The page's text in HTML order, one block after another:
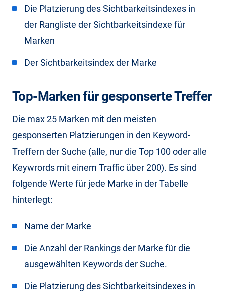
Die Platzierung des Sichtbarkeitsindexes in
der Rangliste der Sichtbarkeitsindexe für
Marken
Der Sichtbarkeitsindex der Marke
Top-Marken für gesponserte Treffer
Die max 25 Marken mit den meisten
gesponserten Platzierungen in den Keyword-
Treffern der Suche (alle, nur die Top 100 oder alle
Keywrords mit einem Traffic über 200). Es sind
folgende Werte für jede Marke in der Tabelle
hinterlegt:
Name der Marke
Die Anzahl der Rankings der Marke für die
ausgewählten Keywords der Suche.
Die Platzierung des Sichtbarkeitsindexes in